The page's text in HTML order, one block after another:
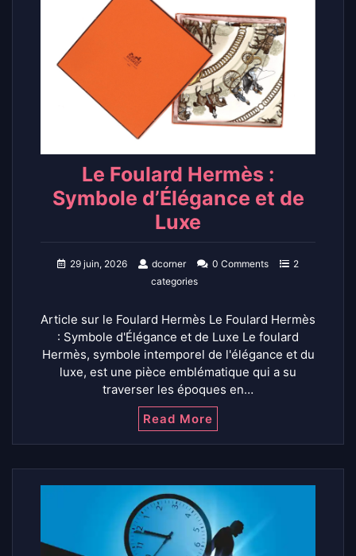
Le Foulard Hermès :
Symbole d’Élégance et de
Luxe
29 juin, 2026 dcorner 0 Comments
2
categories
Article sur le Foulard Hermès Le Foulard Hermès
: Symbole d'Élégance et de Luxe Le foulard
Hermès, symbole intemporel de l'élégance et du
luxe, est une pièce emblématique qui a su
traverser les époques en…
Read More